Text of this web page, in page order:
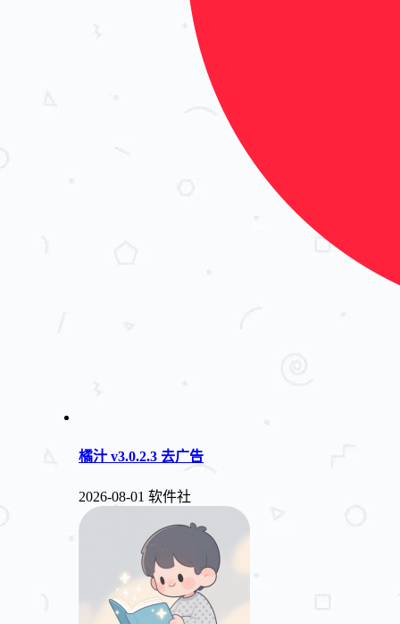
橘汁 v3.0.2.3 去广告
2026-08-01 软件社